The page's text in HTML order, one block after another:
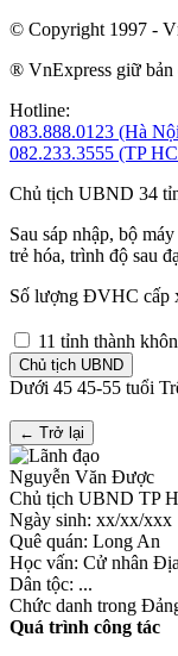
© Copyright 1997 -
® VnExpress giữ bản
Hotline:
083.888.0123 (Hà
082.233.3555 (TP
Chủ tịch UBND 34
Sau sáp nhập, bộ
trẻ hóa, trình độ sau
Số lượng ĐVHC cấp
11 tỉnh thành
Chủ tịch UBND
Dưới 45 45-55 tuổi
← Trở lại
Nguyễn Văn Được
Chủ tịch UBND TP
Ngày sinh: xx/xx/xxx
Quê quán: Long An
Học vấn: Cử nhân
Dân tộc: ...
Chức danh trong
Quá trình công tác